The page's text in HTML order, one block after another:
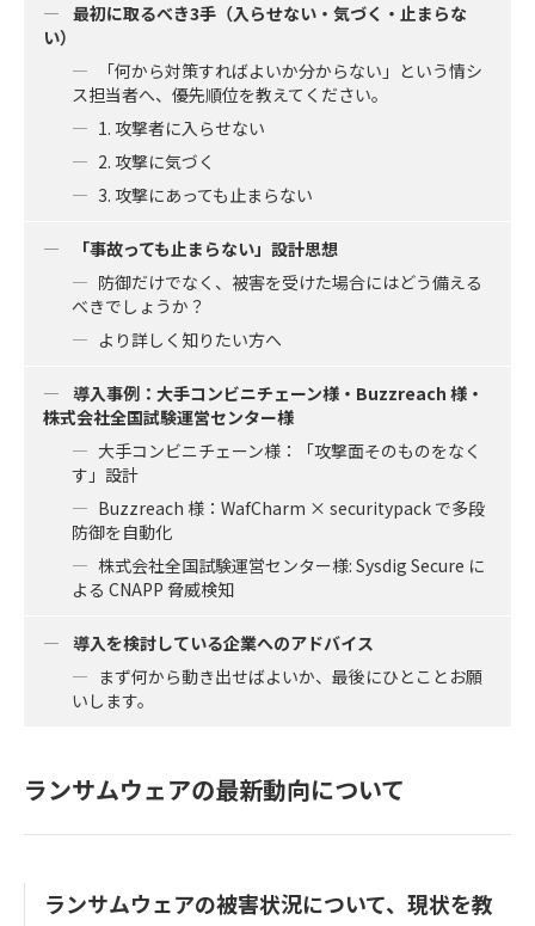
最初に取るべき3手（入らせない・気づく・止まらな
い）
「何から対策すればよいか分からない」という情シ
ス担当者へ、優先順位を教えてください。
1. 攻撃者に入らせない
2. 攻撃に気づく
3. 攻撃にあっても止まらない
「事故っても止まらない」設計思想
防御だけでなく、被害を受けた場合にはどう備える
べきでしょうか？
より詳しく知りたい方へ
導入事例：大手コンビニチェーン様・Buzzreach 様・
株式会社全国試験運営センター様
大手コンビニチェーン様：「攻撃面そのものをなく
す」設計
Buzzreach 様：WafCharm × securitypack で多段
防御を自動化
株式会社全国試験運営センター様: Sysdig Secure に
よる CNAPP 脅威検知
導入を検討している企業へのアドバイス
まず何から動き出せばよいか、最後にひとことお願
いします。
ランサムウェアの最新動向について
ランサムウェアの被害状況について、現状を教